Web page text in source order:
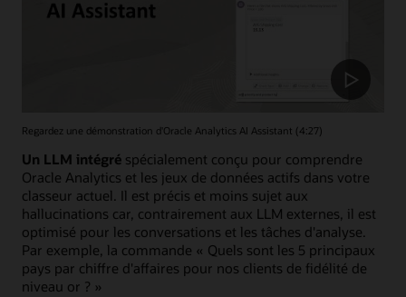
Regardez une démonstration d'Oracle Analytics AI Assistant (4:27)
Un LLM intégré spécialement conçu pour comprendre
Oracle Analytics et les jeux de données actifs dans votre
classeur actuel. Il est précis et moins sujet aux
hallucinations car, contrairement aux LLM externes, il est
optimisé pour les conversations et les tâches d'analyse.
Par exemple, la commande « Quels sont les 5 principaux
pays par chiffre d'affaires pour nos clients de fidélité de
niveau or ? »